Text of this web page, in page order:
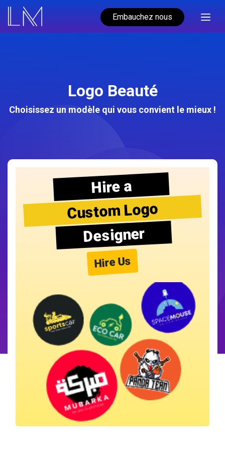
Embauchez nous
Logo Beauté
Choisissez un modèle qui vous convient le mieux !
Hire a
Custom Logo
Designer
Hire Us